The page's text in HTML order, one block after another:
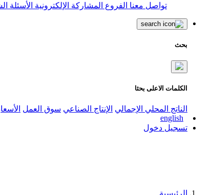
تواصل معنا الفروع المشاركة الإلكترونية الأسئلة
بحث
الكلمات الاعلى بحثا
الناتج المحلي الإجمالي الإنتاج الصناعي سوق العمل
english
تسجيل دخول